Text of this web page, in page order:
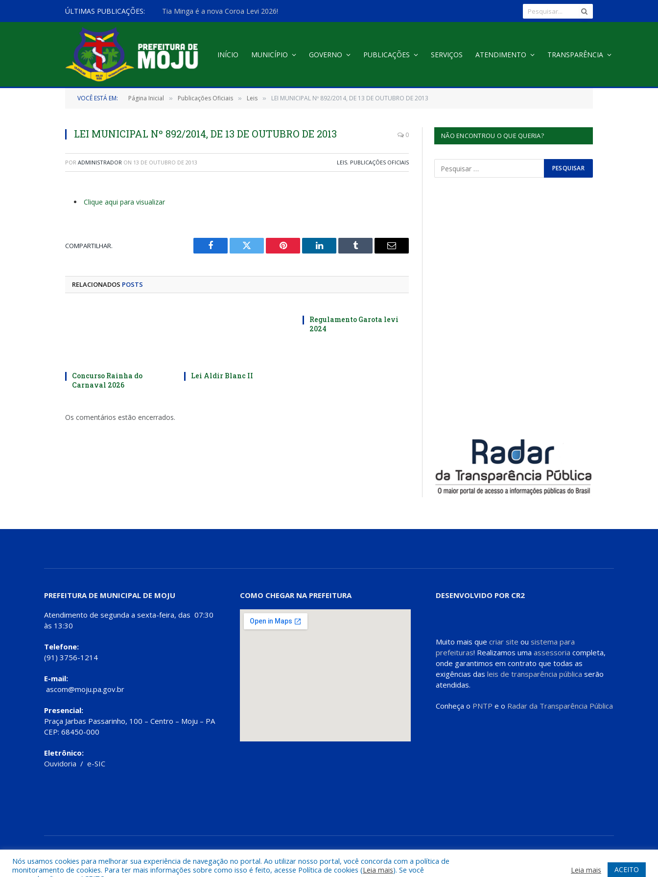
ÚLTIMAS PUBLICAÇÕES: Tia Minga é a nova Coroa Levi 2026!
INÍCIO MUNICÍPIO GOVERNO PUBLICAÇÕES SERVIÇOS ATENDIMENTO TRANSPARÊNCIA
VOCÊ ESTÁ EM: Página Inicial » Publicações Oficiais » Leis » LEI MUNICIPAL Nº 892/2014, DE 13 DE OUTUBRO DE 2013
LEI MUNICIPAL Nº 892/2014, DE 13 DE OUTUBRO DE 2013 0
POR ADMINISTRADOR ON 13 DE OUTUBRO DE 2013 LEIS, PUBLICAÇÕES OFICIAIS
Clique aqui para visualizar
COMPARTILHAR.
Facebook Twitter Pinterest LinkedIn Tumblr
E-
RELACIONADOS POSTS
Concurso Rainha do
Carnaval 2026
Lei Aldir Blanc II
Regulamento Garota levi
2024
Os comentários estão encerrados.
NÃO ENCONTROU O QUE QUERIA?
PREFEITURA DE MUNICIPAL DE MOJU
Atendimento de segunda a sexta-feira, das 07:30
às 13:30
Telefone:
(91) 3756-1214
E-mail:
ascom@moju.pa.gov.br
Presencial:
Praça Jarbas Passarinho, 100 – Centro – Moju – PA
CEP: 68450-000
Eletrônico:
Ouvidoria / e-SIC
COMO CHEGAR NA PREFEITURA DESENVOLVIDO POR CR2
Muito mais que criar site ou sistema para
prefeituras! Realizamos uma assessoria completa,
onde garantimos em contrato que todas as
exigências das leis de transparência pública serão
atendidas.
Conheça o PNTP e o Radar da Transparência Pública
Nós usamos cookies para melhorar sua experiência de navegação no portal. Ao utilizar nosso portal, você concorda com a política de
monitoramento de cookies. Para ter mais informações sobre como isso é feito, acesse Política de cookies (Leia mais). Se você
Leia mais ACEITO